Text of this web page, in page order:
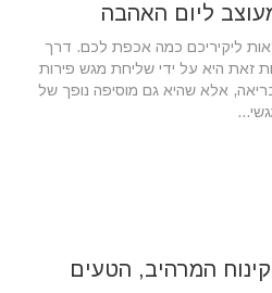
ליום האהבה
ליקיריכם כמה אכפת לכם. דרך
זאת היא על ידי שליחת מגש פירות
אלא שהיא גם מוסיפה נופך של
המרהיב, הטעים